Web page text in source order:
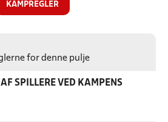
KAMPREGLER
for denne pulje
SPILLERE VED KAMPENS